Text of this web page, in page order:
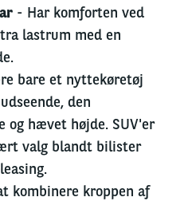
- Har komforten ved
lastrum med en
bare et nyttekøretøj
den
og hævet højde. SUV'er
valg blandt bilister
kombinere kroppen af